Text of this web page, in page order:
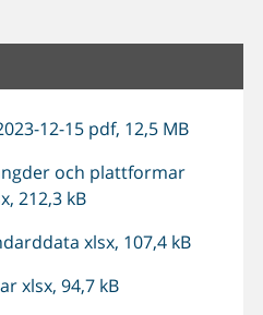
12-15 pdf, 12,5 MB
och plattformar
212,3 kB
xlsx, 107,4 kB
xlsx, 94,7 kB